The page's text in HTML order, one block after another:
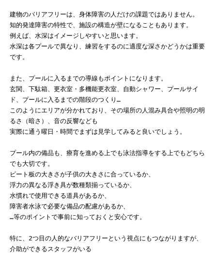
建物のバリアフリーは、身体障害の人だけの課題ではありません。
知的発達障害の特性で、施設の構造が壁になることもあります。
例えば、水深はイメージしやすいと思います。
水深は各プールで異なり、練習をするのに適度な深さかどうかは重要
です。
また、プールに入るまでの導線もポイントになります。
玄関、下駄箱、更衣室・多機能更衣室、自動シャワー、プールサイ
ド、プールに入るまでの階段のつくり…
このようにエリアが分かれており、その場所の人混み具合や照明の明
るさ（暗さ）、音の反響なども
実際に通う曜日・時間でまずは見学してみると良いでしょう。
プール内の備品も、療育を進める上でも泳法指導をする上でもどちら
でも大切です。
ビート板の大きさが子供の大きさに合っているか、
浮力の異なる浮き具が数種類揃っているか、
水慣れで使用できる道具があるか、
障害者水泳で必要な備品の配慮があるか、
…等のポイントで事前に知っておくと安心です。
特に、2つ目の人的なバリアフリーという視点にもつながりますが、
介助ができるスタッフがいる